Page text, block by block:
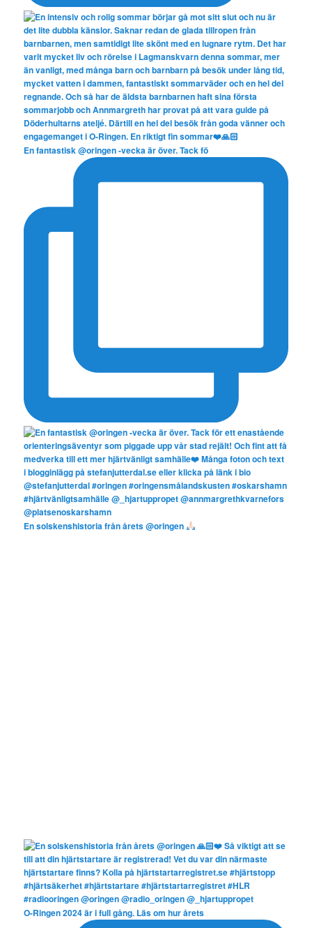
En fantastisk @oringen -vecka är över. Tack fö
En solskenshistoria från årets @oringen
O-Ringen 2024 är i full gång. Läs om hur årets